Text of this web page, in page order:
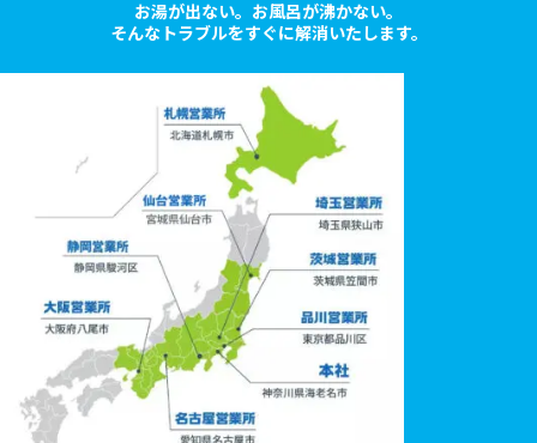
お湯が出ない。お風呂が沸かない。
そんなトラブルをすぐに解消いたします。